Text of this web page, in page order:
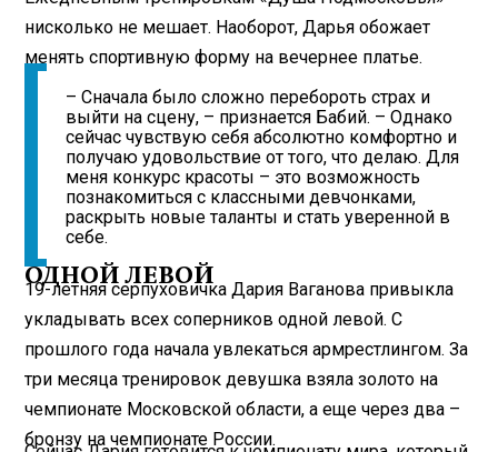
нисколько не мешает. Наоборот, Дарья обожает
менять спортивную форму на вечернее платье.
– Сначала было сложно перебороть страх и
выйти на сцену, – признается Бабий. – Однако
сейчас чувствую себя абсолютно комфортно и
получаю удовольствие от того, что делаю. Для
меня конкурс красоты – это возможность
познакомиться с классными девчонками,
раскрыть новые таланты и стать уверенной в
себе.
ОДНОЙ ЛЕВОЙ
19-летняя серпуховичка Дария Ваганова привыкла
укладывать всех соперников одной левой. С
прошлого года начала увлекаться армрестлингом. За
три месяца тренировок девушка взяла золото на
чемпионате Московской области, а еще через два –
бронзу на чемпионате России.